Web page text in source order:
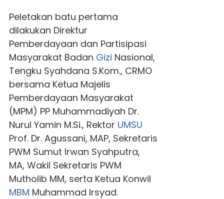
Peletakan batu pertama
dilakukan Direktur
Pemberdayaan dan Partisipasi
Masyarakat Badan Gizi Nasional,
Tengku Syahdana S.Kom., CRMO
bersama Ketua Majelis
Pemberdayaan Masyarakat
(MPM) PP Muhammadiyah Dr.
Nurul Yamin M.Si., Rektor UMSU
Prof. Dr. Agussani, MAP, Sekretaris
PWM Sumut Irwan Syahputra,
MA, Wakil Sekretaris PWM
Mutholib MM, serta Ketua Konwil
MBM Muhammad Irsyad.